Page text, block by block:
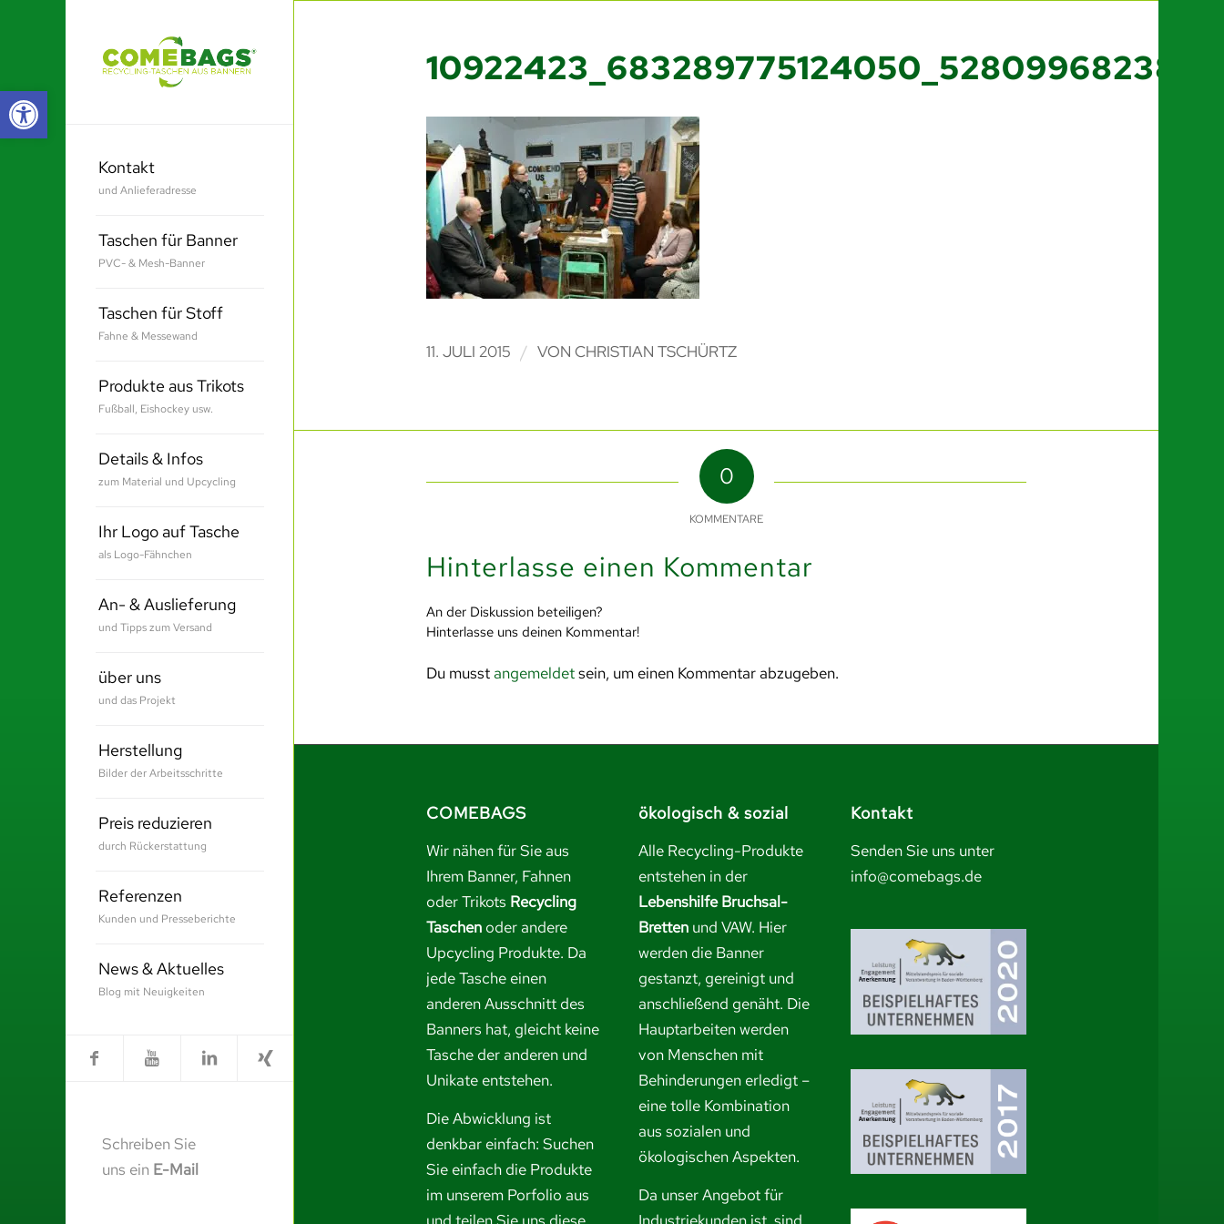
Werkzeugleiste öffnen
Kontakt
und Anlieferadresse
Taschen für Banner
PVC- & Mesh-Banner
Taschen für Stoff
Fahne & Messewand
Produkte aus Trikots
Fußball, Eishockey usw.
Details & Infos
zum Material und Upcycling
Ihr Logo auf Tasche
als Logo-Fähnchen
An- & Auslieferung
und Tipps zum Versand
über uns
und das Projekt
Herstellung
Bilder der Arbeitsschritte
Preis reduzieren
durch Rückerstattung
Referenzen
Kunden und Presseberichte
News & Aktuelles
Blog mit Neuigkeiten
Schreiben Sie
uns ein E-Mail
11. JULI 2015 / VON CHRISTIAN TSCHÜRTZ
0
KOMMENTARE
Hinterlasse einen Kommentar
An der Diskussion beteiligen?
Hinterlasse uns deinen Kommentar!
Du musstangemeldetsein, um einen Kommentar abzugeben.
COMEBAGS
Wir nähen für Sie aus
Ihrem Banner, Fahnen
oder Trikots Recycling
Taschenoder andere
Upcycling Produkte. Da
jede Tasche einen
anderen Ausschnitt des
Banners hat, gleicht keine
Tasche der anderen und
Unikate entstehen.
Die Abwicklung ist
denkbar einfach: Suchen
Sie einfach die Produkte
im unserem Porfolio aus
ökologisch & sozial
Alle Recycling-Produkte
entstehen in der
Lebenshilfe Bruchsal-
Bretten und VAW. Hier
werden die Banner
gestanzt, gereinigt und
anschließend genäht. Die
Hauptarbeiten werden
von Menschen mit
Behinderungen erledigt –
eine tolle Kombination
aus sozialen und
ökologischen Aspekten.
Da unser Angebot für
Kontakt
Senden Sie uns unter
info@comebags.de